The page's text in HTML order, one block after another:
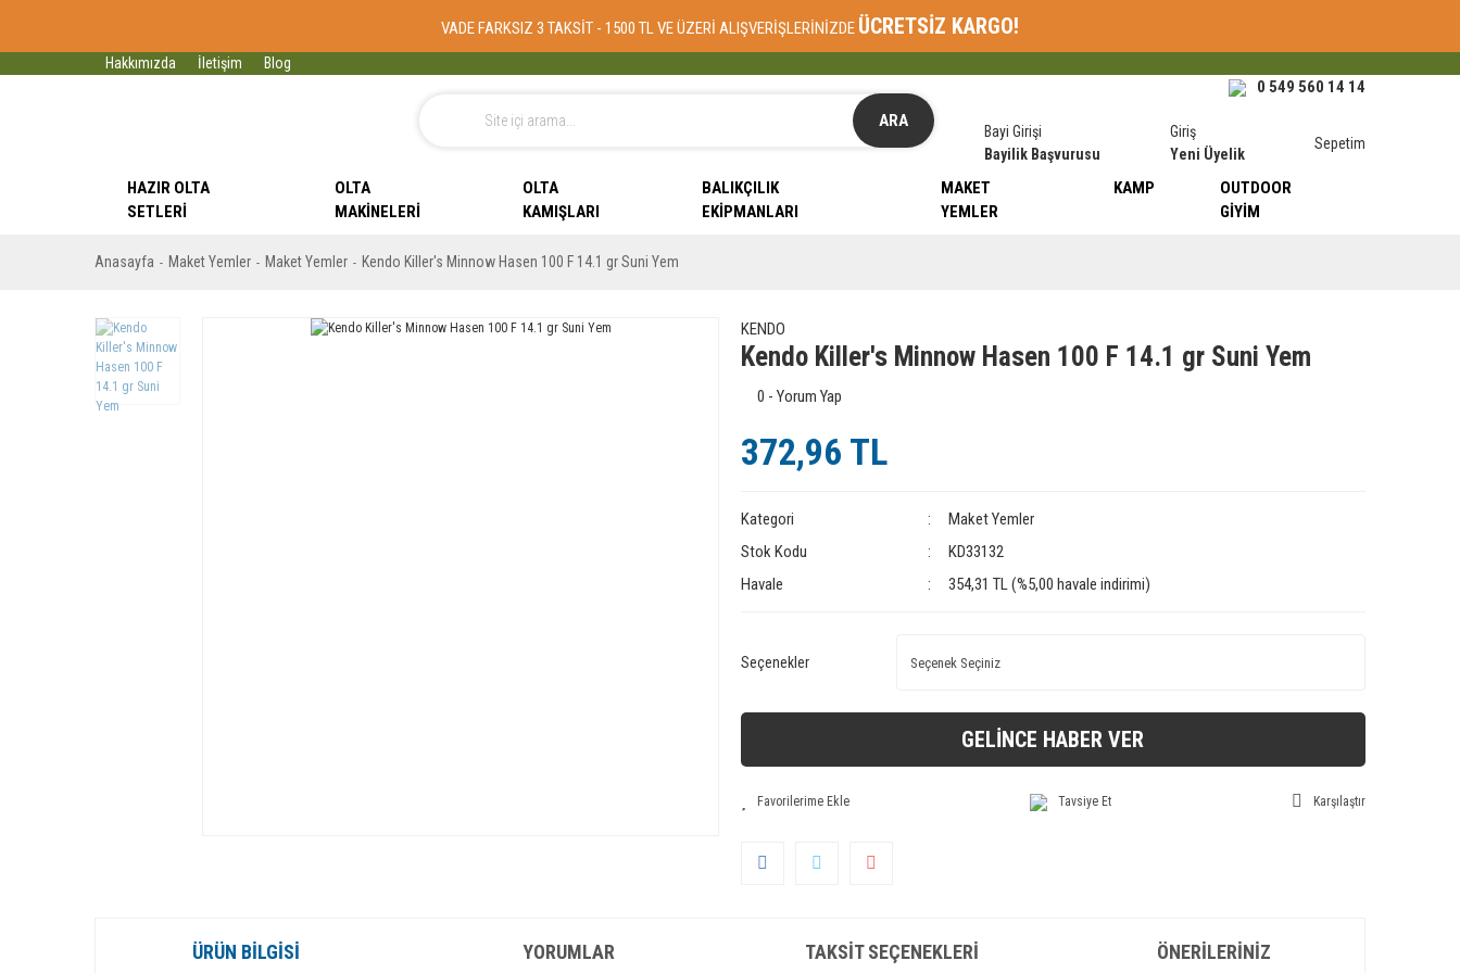
VADE FARKSIZ 3 TAKSİT - 1500 TL VE ÜZERİ ALIŞVERİŞLERİNİZDE ÜCRETSİZ KARGO!
Hakkımızda İletişim Blog
ARA
0 549 560 14 14
Bayi Girişi
Bayilik Başvurusu
Giriş
Yeni Üyelik
Sepetim
HAZIR OLTA
SETLERI
OLTA
MAKINELERI
OLTA
KAMIŞLARI
BALIKÇILIK
EKIPMANLARI
MAKET
YEMLER
KAMP
OUTDOOR
GIYIM
Anasayfa Maket Yemler Maket Yemler Kendo Killer's Minnow Hasen 100 F 14.1 gr Suni Yem
KENDO
Kendo Killer's Minnow Hasen 100 F 14.1 gr Suni Yem
0 - Yorum Yap
372,96 TL
Kategori
Maket Yemler
Stok Kodu
KD33132
Havale
354,31 TL (%5,00 havale indirimi)
Seçenekler
GELİNCE HABER VER
Tavsiye Et Karşılaştır
ÜRÜN BILGISI YORUMLAR TAKSIT SEÇENEKLERI ÖNERILERINIZ